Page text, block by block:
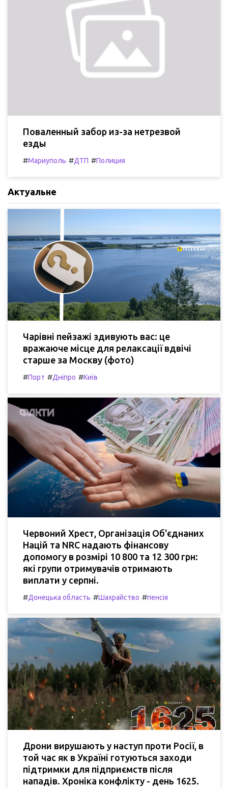
Поваленный забор из-за нетрезвой
езды
#Мариуполь #ДТП #Полиция
Актуальне
Чарівні пейзажі здивують вас: це
вражаюче місце для релаксації вдвічі
старше за Москву (фото)
#Порт #Дніпро #Київ
Червоний Хрест, Організація Об'єднаних
Націй та NRC надають фінансову
допомогу в розмірі 10 800 та 12 300 грн:
які групи отримувачів отримають
виплати у серпні.
#Донецька область #Шахрайство #пенсія
Дрони вирушають у наступ проти Росії, в
той час як в Україні готуються заходи
підтримки для підприємств після
нападів. Хроніка конфлікту - день 1625.